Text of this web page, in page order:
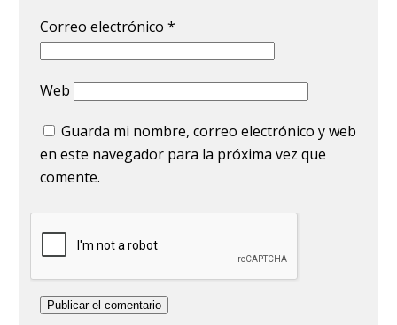
Correo electrónico*
Web
Guarda mi nombre, correo electrónico y web
en este navegador para la próxima vez que
comente.